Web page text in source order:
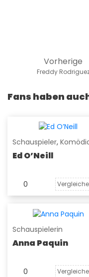
Vorherige
Freddy
Fans haben
Schauspieler,
Ed O’Neill
0
Schauspielerin
Anna Paquin
0